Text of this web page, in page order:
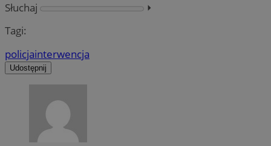
Słuchaj
⏵︎
Tagi:
policjainterwencja
Udostępnij